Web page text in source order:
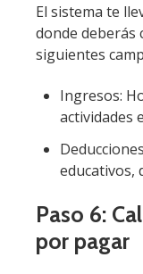
El sistema te
donde deberás
siguientes
Ingresos:
actividades
educativos,
Paso 6:
por pagar